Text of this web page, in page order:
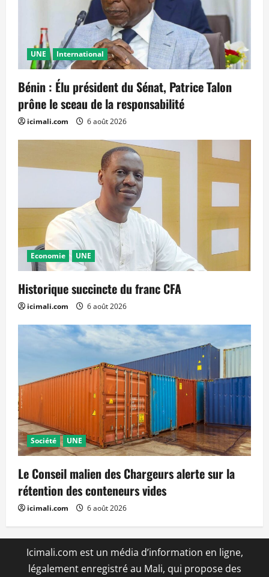
UNE International
Bénin : Élu président du Sénat, Patrice Talon
prône le sceau de la responsabilité
icimali.com 6 août 2026
Economie UNE
Historique succincte du franc CFA
icimali.com 6 août 2026
Société UNE
Le Conseil malien des Chargeurs alerte sur la
rétention des conteneurs vides
icimali.com 6 août 2026
Icimali.com est un média d’information en ligne,
légalement enregistré au Mali, qui propose des